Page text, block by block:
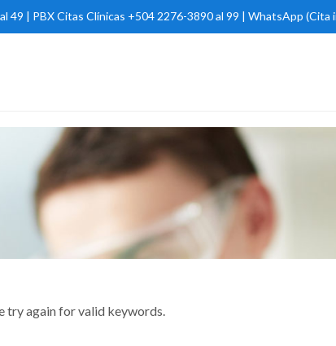
49 | PBX Citas Clínicas +504 2276-3890 al 99 | WhatsApp (Cita
try again for valid keywords.